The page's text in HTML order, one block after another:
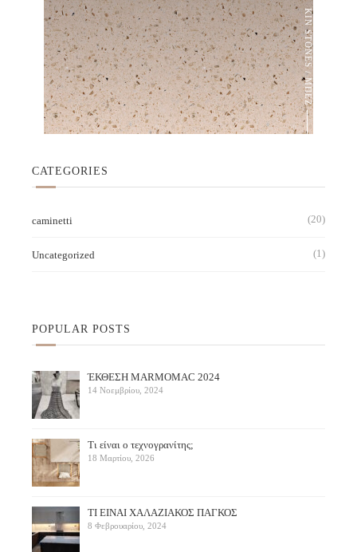
KIN STONES / ΜΠΕΖ
CATEGORIES
caminetti (20)
Uncategorized (1)
POPULAR POSTS
ΈΚΘΕΣΗ ΜARMOMAC 2024
14 Νοεμβρίου, 2024
Τι είναι ο τεχνογρανίτης;
18 Μαρτίου, 2026
ΤΙ ΕΙΝΑΙ ΧΑΛΑΖΙΑΚΟΣ ΠΑΓΚΟΣ
8 Φεβρουαρίου, 2024